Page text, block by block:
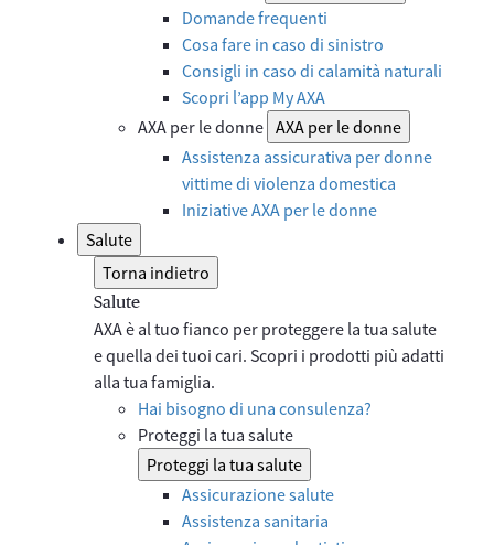
Domande frequenti
Cosa fare in caso di sinistro
Consigli in caso di calamità naturali
Scopri l’app My AXA
AXA per le donne AXA per le donne
Assistenza assicurativa per donne
vittime di violenza domestica
Iniziative AXA per le donne
Salute
Torna indietro
Salute
AXA è al tuo fianco per proteggere la tua salute
e quella dei tuoi cari. Scopri i prodotti più adatti
alla tua famiglia.
Hai bisogno di una consulenza?
Proteggi la tua salute
Proteggi la tua salute
Assicurazione salute
Assistenza sanitaria